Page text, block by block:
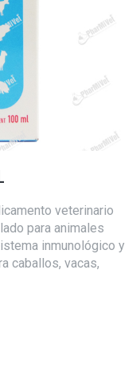
veterinario
para animales
inmunológico y
caballos, vacas,